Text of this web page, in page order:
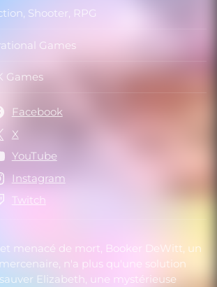
menacé de mort, Booker DeWitt, un
n'a plus qu'une solution
Elizabeth, une mystérieuse
Shooter, RPG
Games
Games
Facebook
X
YouTube
Instagram
Twitch